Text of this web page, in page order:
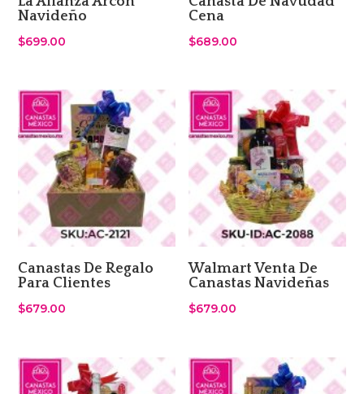
Navideño
$699.00
Cena
$689.00
Canastas De Regalo
Para Clientes
$679.00
Walmart Venta De
Canastas Navideñas
$679.00